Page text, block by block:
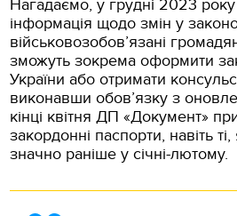
Нагадаємо, у грудні 2023
інформація щодо змін у
військовозобов’язані
зможуть зокрема оформити
України або отримати
виконавши обов’язку з
кінці квітня ДП «Документ»
закордонні паспорти, навіть
значно раніше у січні-лютому.